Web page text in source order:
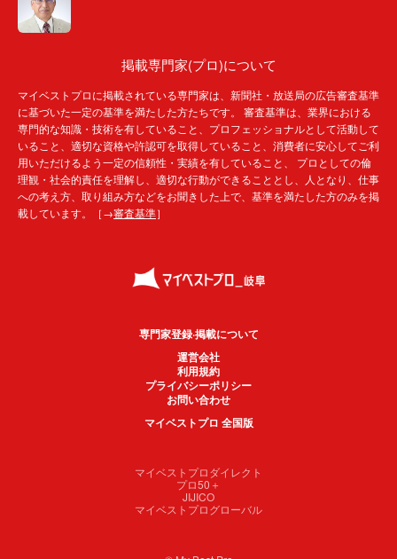
掲載専門家(プロ)について
マイベストプロに掲載されている専門家は、新聞社・放送局の広告審査基準
に基づいた一定の基準を満たした方たちです。 審査基準は、業界における
専門的な知識・技術を有していること、プロフェッショナルとして活動して
いること、適切な資格や許認可を取得していること、消費者に安心してご利
用いただけるよう一定の信頼性・実績を有していること、 プロとしての倫
理観・社会的責任を理解し、適切な行動ができることとし、人となり、仕事
への考え方、取り組み方などをお聞きした上で、基準を満たした方のみを掲
載しています。［→審査基準］
専門家登録·掲載について
運営会社
利用規約
プライバシーポリシー
お問い合わせ
マイベストプロ 全国版
マイベストプロダイレクト
プロ50＋
JIJICO
マイベストプログローバル